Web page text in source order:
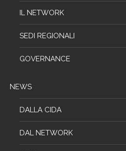
IL NETWORK
SEDI REGIONALI
GOVERNANCE
NEWS
DALLA CIDA
DAL NETWORK